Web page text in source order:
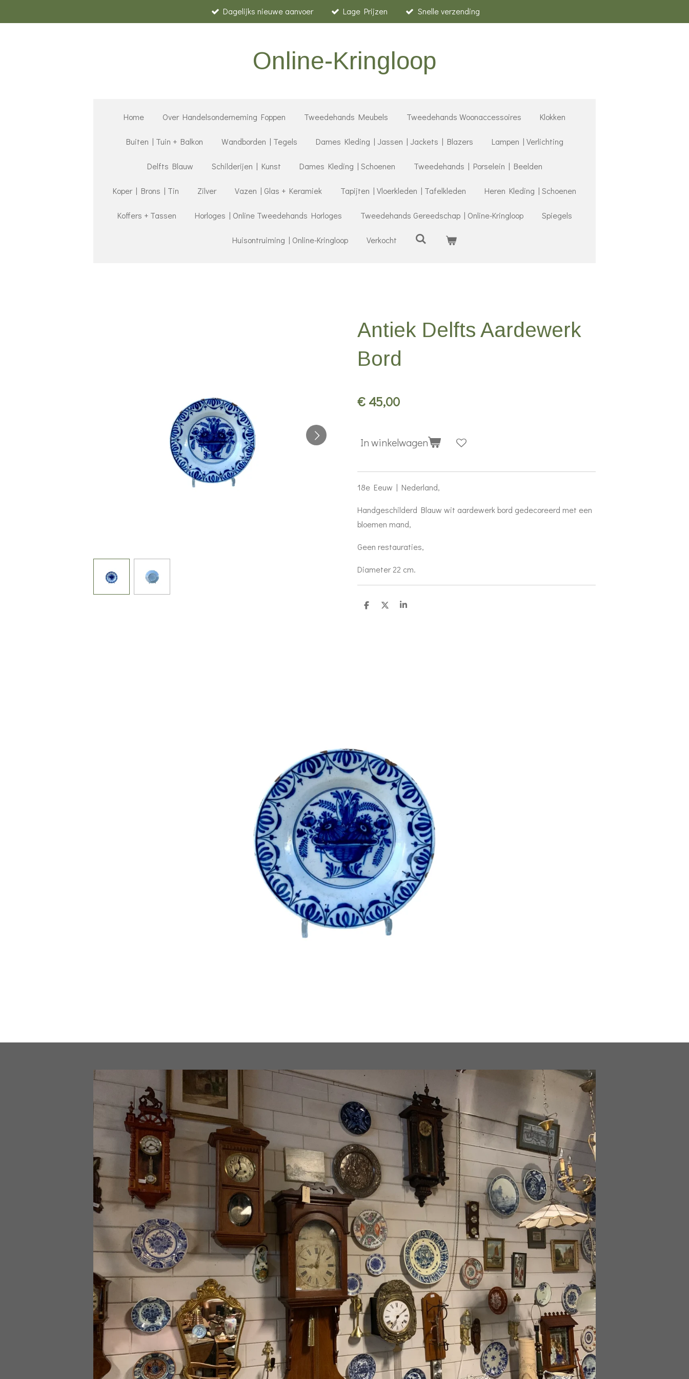
direct
Dagelijks nieuwe aanvoer Lage Prijzen Snelle verzending
Online-Kringloop
Home Over Handelsonderneming Foppen Tweedehands Meubels Tweedehands Woonaccessoires Klokken
Buiten | Tuin + Balkon Wandborden | Tegels Dames Kleding | Jassen | Jackets | Blazers Lampen | Verlichting
Delfts Blauw Schilderijen | Kunst Dames Kleding | Schoenen Tweedehands | Porselein | Beelden
Koper | Brons | Tin Zilver Vazen | Glas + Keramiek Tapijten | Vloerkleden | Tafelkleden Heren Kleding | Schoenen
Koffers + Tassen Horloges | Online Tweedehands Horloges Tweedehands Gereedschap | Online-Kringloop Spiegels
Huisontruiming | Online-Kringloop Verkocht
Antiek Delfts Aardewerk
Bord
€ 45,00
In winkelwagen
18e Eeuw | Nederland,
Handgeschilderd Blauw wit aardewerk bord gedecoreerd met een
bloemen mand,
Geen restauraties,
Diameter 22 cm.
D
D
S